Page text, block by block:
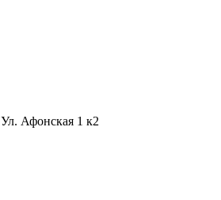
Ул. Афонская 1 к2